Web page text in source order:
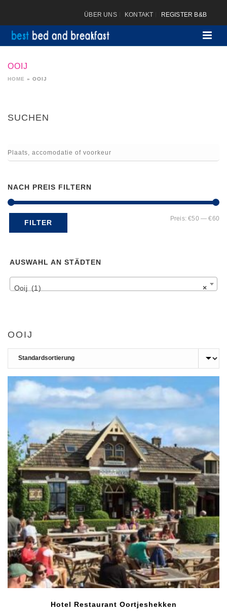
ÜBER UNS KONTAKT REGISTER B&B
OOIJ
HOME » OOIJ
OOIJ
Hotel Restaurant Oortjeshekken
SUCHEN
NACH PREIS FILTERN
FILTER Preis:€50 —€60
AUSWAHL AN STÄDTEN
×
Ooij (1)